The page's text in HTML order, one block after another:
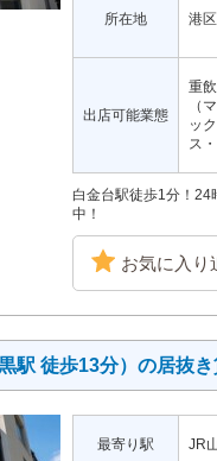
所在地 港
出店可能業態
重
（
ック
ス
白金台駅徒歩1分！24
中！
お気に入り
駅 徒歩13分）の居抜
最寄り駅 JR